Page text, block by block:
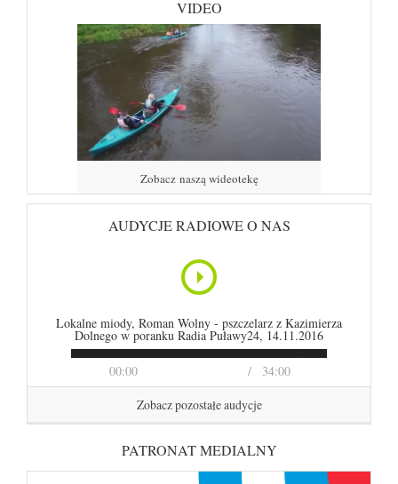
VIDEO
Zobacz naszą wideotekę
AUDYCJE RADIOWE O NAS
00:00 34:00
Lokalne miody, Roman Wolny - pszczelarz z Kazimierza
Dolnego w poranku Radia Puławy24, 14.11.2016
Zobacz pozostałe audycje
PATRONAT MEDIALNY